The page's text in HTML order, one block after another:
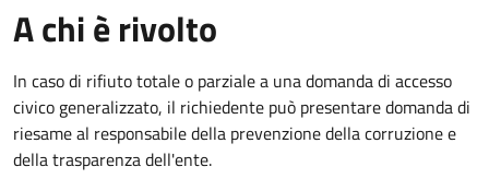
A chi è rivolto
In caso di rifiuto totale o parziale a una domanda di accesso
civico generalizzato, il richiedente può presentare domanda di
riesame al responsabile della prevenzione della corruzione e
della trasparenza dell'ente.